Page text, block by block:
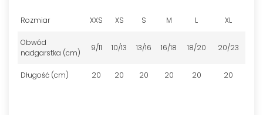
Rozmiar XXS XS S M L XL
Obwód
nadgarstka (cm)
9/11 10/13 13/16 16/18 18/20 20/23
Długość (cm) 20 20 20 20 20 20